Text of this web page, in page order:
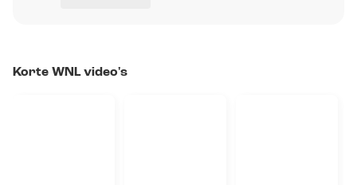
Korte WNL video's